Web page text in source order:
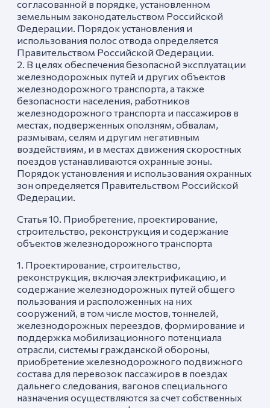
согласованной в порядке, установленном
земельным законодательством Российской
Федерации. Порядок установления и
использования полос отвода определяется
Правительством Российской Федерации.
2. В целях обеспечения безопасной эксплуатации
железнодорожных путей и других объектов
железнодорожного транспорта, а также
безопасности населения, работников
железнодорожного транспорта и пассажиров в
местах, подверженных оползням, обвалам,
размывам, селям и другим негативным
воздействиям, и в местах движения скоростных
поездов устанавливаются охранные зоны.
Порядок установления и использования охранных
зон определяется Правительством Российской
Федерации.
Статья 10. Приобретение, проектирование,
строительство, реконструкция и содержание
объектов железнодорожного транспорта
1. Проектирование, строительство,
реконструкция, включая электрификацию, и
содержание железнодорожных путей общего
пользования и расположенных на них
сооружений, в том числе мостов, тоннелей,
железнодорожных переездов, формирование и
поддержка мобилизационного потенциала
отрасли, системы гражданской обороны,
приобретение железнодорожного подвижного
состава для перевозок пассажиров в поездах
дальнего следования, вагонов специального
назначения осуществляются за счет собственных